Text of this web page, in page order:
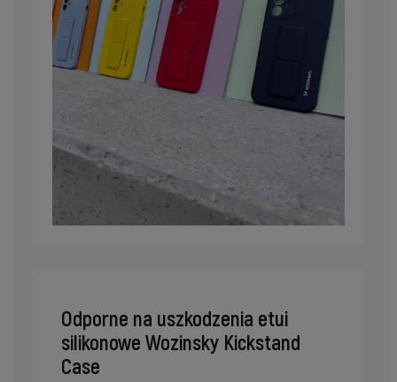
Odporne na uszkodzenia etui
silikonowe Wozinsky Kickstand
Case